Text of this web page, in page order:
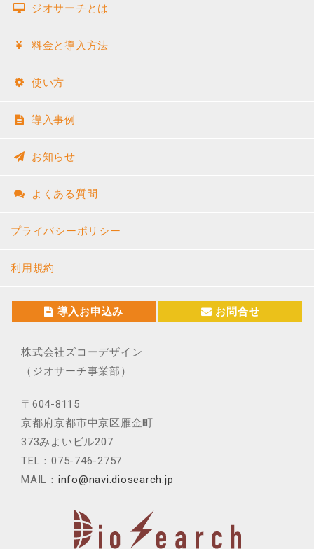
ジオサーチとは
料金と導入方法
使い方
導入事例
お知らせ
よくある質問
プライバシーポリシー
利用規約
導入お申込み お問合せ
株式会社ズコーデザイン
（ジオサーチ事業部）
〒604-8115
京都府京都市中京区雁金町
373みよいビル207
TEL：075-746-2757
MAIL： info@navi.diosearch.jp